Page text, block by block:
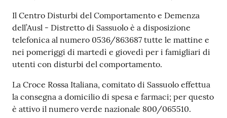
e
t
e
o
Tutti
gli
argomenti...
Il Centro Disturbi del Comportamento e Demenza
dell’Ausl - Distretto di Sassuolo è a disposizione
telefonica al numero 0536/863687 tutte le mattine e
nei pomeriggi di martedì e giovedì per i famigliari di
utenti con disturbi del comportamento.
La Croce Rossa Italiana, comitato di Sassuolo effettua
la consegna a domicilio di spesa e farmaci; per questo
è attivo il numero verde nazionale 800/065510.